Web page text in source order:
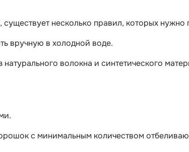
несколько правил, которых
вручную в холодной воде.
волокна и синтетического
с минимальным количеством